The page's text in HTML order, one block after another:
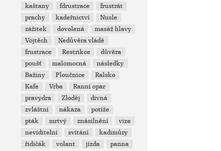
kaštany
fdrustrace
frustrát
prachy
kadeřnictví
Nusle
zážitek
dovolená
masáž hlavy
Vojtěch
Nedůvěra vládě
frustrace
Restrikce
důvěra
poušť
malomocná
následky
Bažiny
Ploučnice
Ralsko
Kafe
Vrba
Ranní opar
pravydra
Zloděj
divná
zvláštní
nákaza
potíže
pták
mrtvý znásilnění
vize
neviditelní
svítání
kadimůry
řidičák
volant jízda
panna